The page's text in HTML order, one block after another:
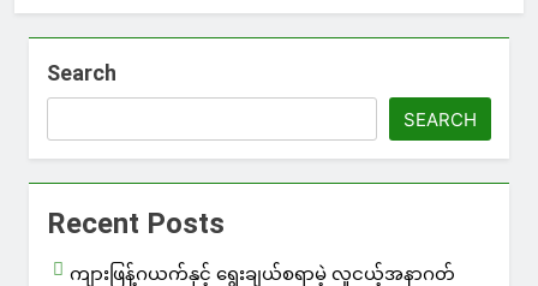
Search
SEARCH
Recent Posts
ကျားဖြန့်ဂယက်နှင့် ရွေးချယ်စရာမဲ့ လူငယ့်အနာဂတ်